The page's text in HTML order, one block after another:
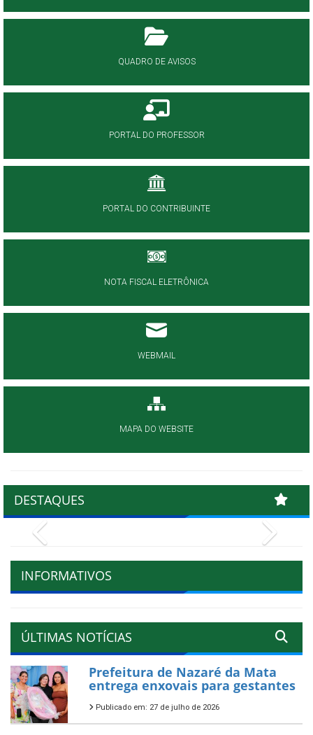
QUADRO DE AVISOS
PORTAL DO PROFESSOR
PORTAL DO CONTRIBUINTE
NOTA FISCAL ELETRÔNICA
WEBMAIL
MAPA DO WEBSITE
DESTAQUES
INFORMATIVOS
ÚLTIMAS NOTÍCIAS
Prefeitura de Nazaré da Mata
entrega enxovais para gestantes
Publicado em: 27 de julho de 2026